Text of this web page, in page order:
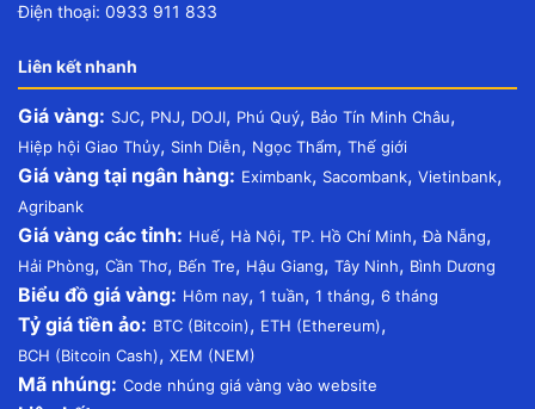
Điện thoại: 0933 911 833
Liên kết nhanh
Giá vàng: SJC, PNJ, DOJI, Phú Quý, Bảo Tín Minh Châu,
Hiệp hội Giao Thủy, Sinh Diễn, Ngọc Thẩm, Thế giới
Giá vàng tại ngân hàng: Eximbank, Sacombank, Vietinbank,
Agribank
Giá vàng các tỉnh: Huế, Hà Nội, TP. Hồ Chí Minh,Đà Nẵng,
Hải Phòng, Cần Thơ, Bến Tre, Hậu Giang, Tây Ninh, Bình Dương
Biểu đồ giá vàng: Hôm nay, 1 tuần, 1 tháng, 6 tháng
Tỷ giá tiền ảo: BTC (Bitcoin), ETH (Ethereum),
BCH (Bitcoin Cash), XEM (NEM)
Mã nhúng: Code nhúng giá vàng vào website